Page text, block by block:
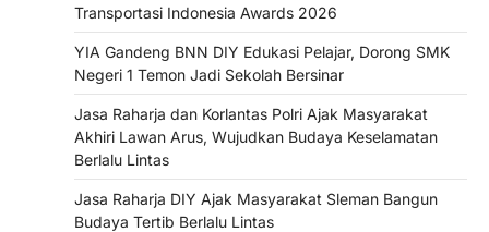
Transportasi Indonesia Awards 2026
YIA Gandeng BNN DIY Edukasi Pelajar, Dorong SMK
Negeri 1 Temon Jadi Sekolah Bersinar
Jasa Raharja dan Korlantas Polri Ajak Masyarakat
Akhiri Lawan Arus, Wujudkan Budaya Keselamatan
Berlalu Lintas
Jasa Raharja DIY Ajak Masyarakat Sleman Bangun
Budaya Tertib Berlalu Lintas